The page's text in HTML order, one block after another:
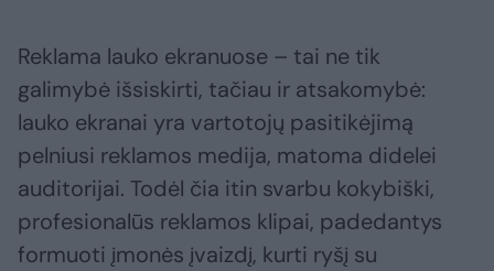
Reklama lauko ekranuose – tai ne tik
galimybė išsiskirti, tačiau ir atsakomybė:
lauko ekranai yra vartotojų pasitikėjimą
pelniusi reklamos medija, matoma didelei
auditorijai. Todėl čia itin svarbu kokybiški,
profesionalūs reklamos klipai, padedantys
formuoti įmonės įvaizdį, kurti ryšį su